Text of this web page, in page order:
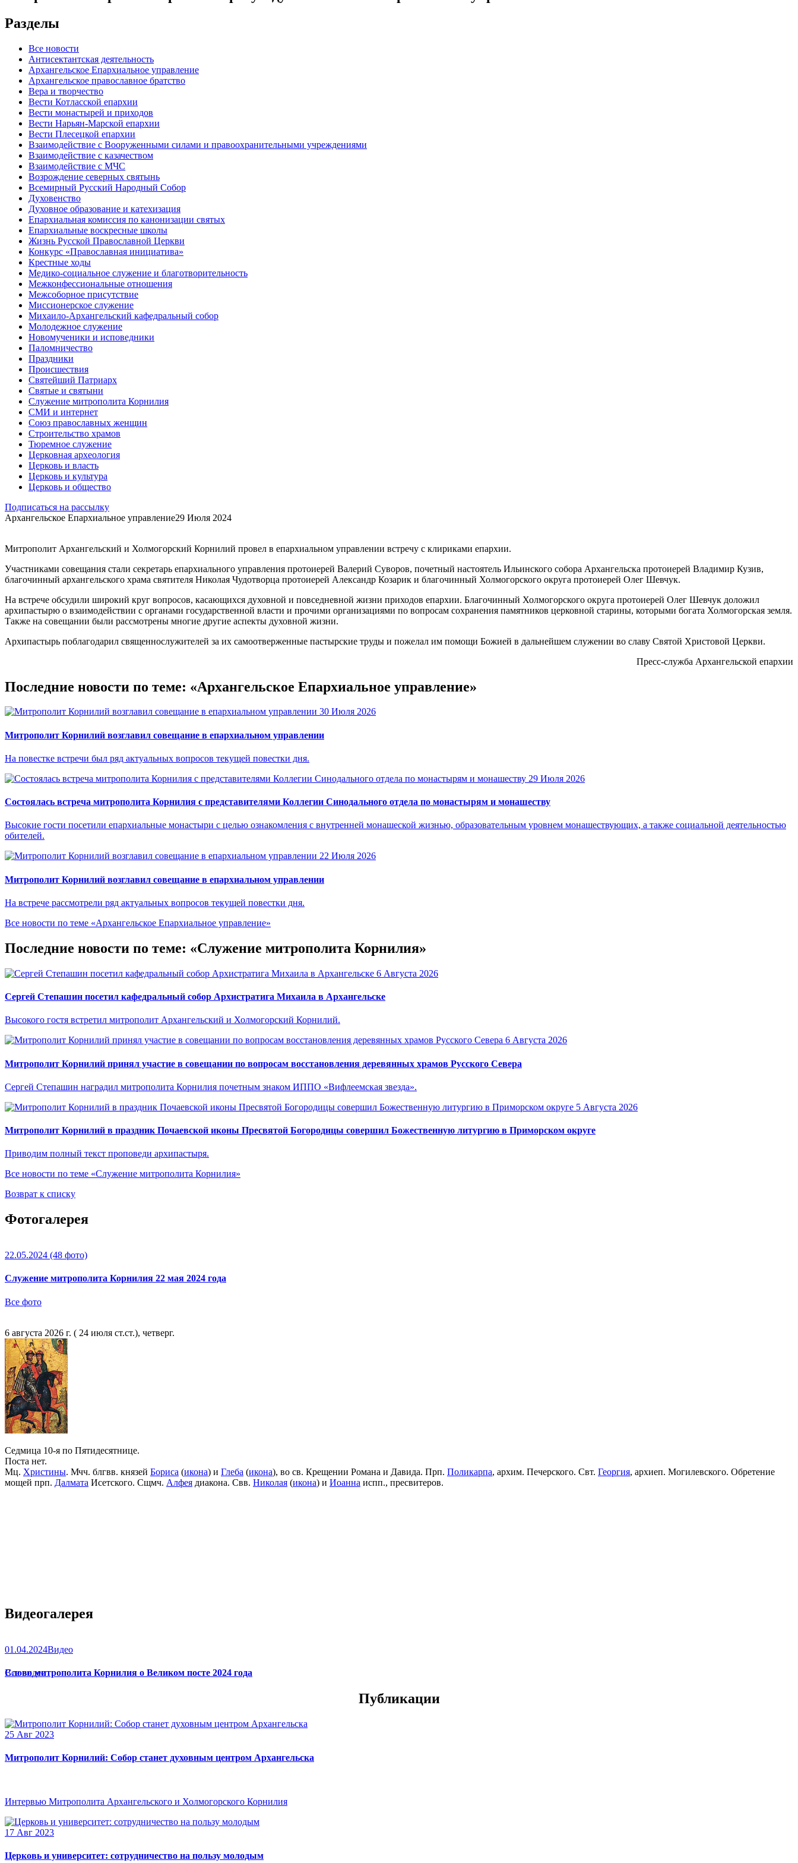
Разделы
Все новости
Антисектантская деятельность
Архангельское Епархиальное управление
Архангельское православное братство
Вера и творчество
Вести Котласской епархии
Вести монастырей и приходов
Вести Нарьян-Марской епархии
Вести Плесецкой епархии
Взаимодействие с Вооруженными силами и правоохранительными учреждениями
Взаимодействие с казачеством
Взаимодействие с МЧС
Возрождение северных святынь
Всемирный Русский Народный Собор
Духовенство
Духовное образование и катехизация
Епархиальная комиссия по канонизации святых
Епархиальные воскресные школы
Жизнь Русской Православной Церкви
Конкурс «Православная инициатива»
Крестные ходы
Медико-социальное служение и благотворительность
Межконфессиональные отношения
Межсоборное присутствие
Миссионерское служение
Михаило-Архангельский кафедральный собор
Молодежное служение
Новомученики и исповедники
Паломничество
Праздники
Происшествия
Святейший Патриарх
Святые и святыни
Служение митрополита Корнилия
СМИ и интернет
Союз православных женщин
Строительство храмов
Тюремное служение
Церковная археология
Церковь и власть
Церковь и культура
Церковь и общество
Подписаться на рассылку
Архангельское Епархиальное управление29 Июля 2024
Митрополит Архангельский и Холмогорский Корнилий провел в епархиальном управлении встречу с клириками епархии.
Участниками совещания стали секретарь епархиального управления протоиерей Валерий Суворов, почетный настоятель Ильинского собора Архангельска протоиерей Владимир Кузив,
благочинный архангельского храма святителя Николая Чудотворца протоиерей Александр Козарик и благочинный Холмогорского округа протоиерей Олег Шевчук.
На встрече обсудили широкий круг вопросов, касающихся духовной и повседневной жизни приходов епархии. Благочинный Холмогорского округа протоиерей Олег Шевчук доложил
архипастырю о взаимодействии с органами государственной власти и прочими организациями по вопросам сохранения памятников церковной старины, которыми богата Холмогорская земля.
Также на совещании были рассмотрены многие другие аспекты духовной жизни.
Архипастырь поблагодарил священнослужителей за их самоотверженные пастырские труды и пожелал им помощи Божией в дальнейшем служении во славу Святой Христовой Церкви.
Пресс-служба Архангельской епархии
Последние новости по теме: «Архангельское Епархиальное управление»
30 Июля 2026
Митрополит Корнилий возглавил совещание в епархиальном управлении
На повестке встречи был ряд актуальных вопросов текущей повестки дня.
29 Июля 2026
Состоялась встреча митрополита Корнилия с представителями Коллегии Синодального отдела по монастырям и монашеству
Высокие гости посетили епархиальные монастыри с целью ознакомления с внутренней монашеской жизнью, образовательным уровнем монашествующих, а также социальной деятельностью
обителей.
22 Июля 2026
Митрополит Корнилий возглавил совещание в епархиальном управлении
На встрече рассмотрели ряд актуальных вопросов текущей повестки дня.
Все новости по теме «Архангельское Епархиальное управление»
Последние новости по теме: «Служение митрополита Корнилия»
6 Августа 2026
Сергей Степашин посетил кафедральный собор Архистратига Михаила в Архангельске
Высокого гостя встретил митрополит Архангельский и Холмогорский Корнилий.
6 Августа 2026
Митрополит Корнилий принял участие в совещании по вопросам восстановления деревянных храмов Русского Севера
Сергей Степашин наградил митрополита Корнилия почетным знаком ИППО «Вифлеемская звезда».
5 Августа 2026
Митрополит Корнилий в праздник Почаевской иконы Пресвятой Богородицы совершил Божественную литургию в Приморском округе
Приводим полный текст проповеди архипастыря.
Все новости по теме «Служение митрополита Корнилия»
Возврат к списку
Фотогалерея
22.05.2024 (48 фото)
Служение митрополита Корнилия 22 мая 2024 года
Все фото
6 августа 2026 г. ( 24 июля ст.ст.), четверг.
Седмица 10-я по Пятидесятнице.
Поста нет.
Мц. Христины. Мчч. блгвв. князей Бориса (икона) и Глеба (икона), во св. Крещении Романа и Давида. Прп. Поликарпа, архим. Печерского. Свт. Георгия, архиеп. Могилевского. Обретение
мощей прп. Далмата Исетского. Сщмч. Алфея диакона. Свв. Николая (икона) и Иоанна испп., пресвитеров.
Видеогалерея
01.04.2024Видео
Слово митрополита Корнилия о Великом посте 2024 года
Все видео
Публикации
25 Авг 2023
Митрополит Корнилий: Собор станет духовным центром Архангельска
Интервью Митрополита Архангельского и Холмогорского Корнилия
17 Авг 2023
Церковь и университет: сотрудничество на пользу молодым